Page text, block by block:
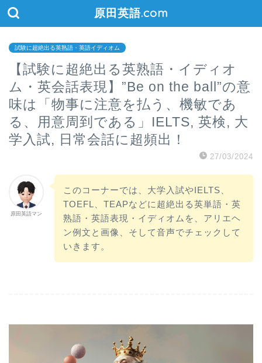
原田英語.com
試験に超絶出る英熟語・英語イディオム
【試験に超絶出る英熟語・イディオ
ム・英会話表現】”Be on the ball”の意
味は「物事に注意を払う、機敏であ
る、用意周到である」IELTS, 英検, 大
学入試, 日常会話に超頻出！
27/03/2024
原田英語マン
このコーナーでは、大学入試やIELTS、
TOEFL、TEAPなどに超絶出る英単語・英
熟語・英語表現・イディオムを、アリエヘ
ン例文と画像、そして音声でチェックして
いきます。